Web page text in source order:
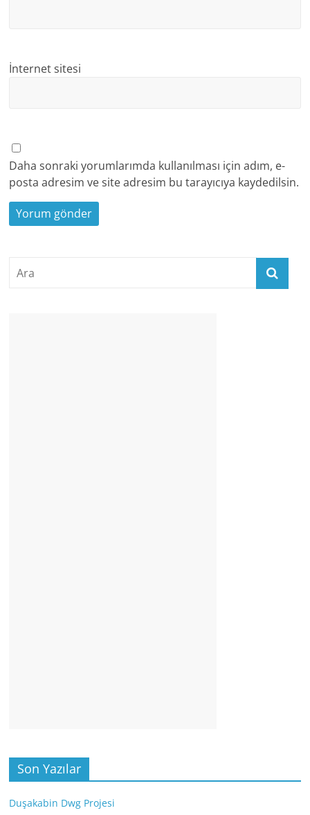
İnternet sitesi
Daha sonraki yorumlarımda kullanılması için adım, e-
posta adresim ve site adresim bu tarayıcıya kaydedilsin.
Son Yazılar
Duşakabin Dwg Projesi